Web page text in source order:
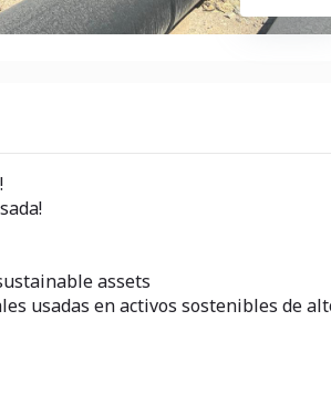
assets
usadas en activos sostenibles de